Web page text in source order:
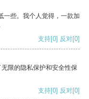
一些。我个人觉得，一款加
支持[0] 反对[0]
限的隐私保护和安全性保
支持[0] 反对[0]